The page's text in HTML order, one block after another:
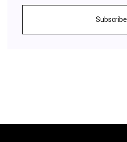
Subscribe